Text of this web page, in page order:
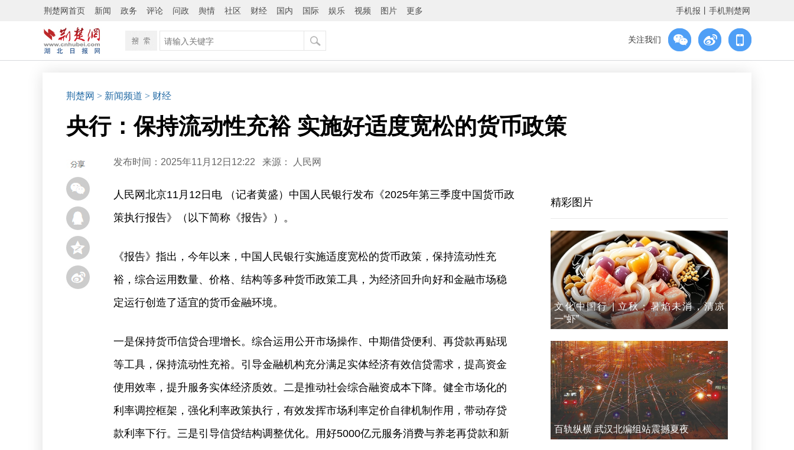
荆楚网首页 新闻 政务 评论 问政 舆情 社区 财经 国内 国际 娱乐 视频 图片 更多 手机报 手机荆楚网
关注我们
荆楚网 > 新闻频道 > 财经
央行：保持流动性充裕 实施好适度宽松的货币政策
发布时间：2025年11月12日12:22 来源： 人民网
人民网北京11月12日电 （记者黄盛）中国人民银行发布《2025年第三季度中国货币政
策执行报告》（以下简称《报告》）。
《报告》指出，今年以来，中国人民银行实施适度宽松的货币政策，保持流动性充
裕，综合运用数量、价格、结构等多种货币政策工具，为经济回升向好和金融市场稳
定运行创造了适宜的货币金融环境。
一是保持货币信贷合理增长。综合运用公开市场操作、中期借贷便利、再贷款再贴现
等工具，保持流动性充裕。引导金融机构充分满足实体经济有效信贷需求，提高资金
使用效率，提升服务实体经济质效。二是推动社会综合融资成本下降。健全市场化的
利率调控框架，强化利率政策执行，有效发挥市场利率定价自律机制作用，带动存贷
款利率下行。三是引导信贷结构调整优化。用好5000亿元服务消费与养老再贷款和新
精彩图片
文化中国行 | 立秋：暑焰未消，清凉
一“虾”
百轨纵横 武汉北编组站震撼夏夜